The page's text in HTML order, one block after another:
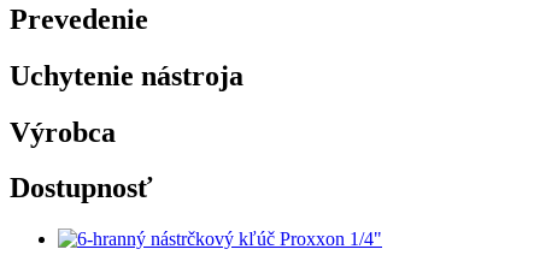
Prevedenie
Uchytenie nástroja
Výrobca
Dostupnosť